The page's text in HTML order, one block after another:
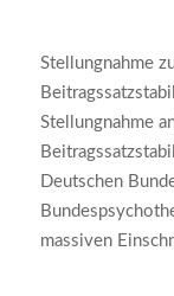
Stellungnahme
Stellungnahme
Deutschen
massiven